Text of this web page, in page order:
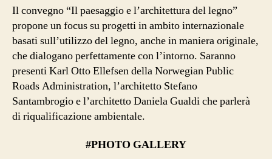
Il convegno “Il paesaggio e l’architettura del legno”
propone un focus su progetti in ambito internazionale
basati sull’utilizzo del legno, anche in maniera originale,
che dialogano perfettamente con l’intorno. Saranno
presenti Karl Otto Ellefsen della Norwegian Public
Roads Administration, l’architetto Stefano
Santambrogio e l’architetto Daniela Gualdi che parlerà
di riqualificazione ambientale.
#PHOTO GALLERY